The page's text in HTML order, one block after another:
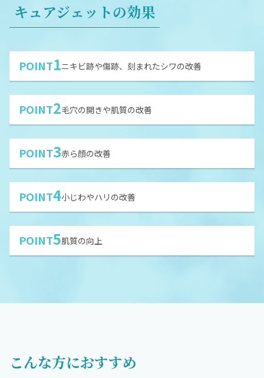
キュアジェットの効果
POINT1ニキビ跡や傷跡、刻まれたシワの改善
POINT2毛穴の開きや肌質の改善
POINT3赤ら顔の改善
POINT4小じわやハリの改善
POINT5肌質の向上
こんな方におすすめ